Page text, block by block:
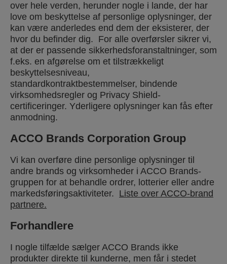
over hele verden, herunder nogle i lande, der har
love om beskyttelse af personlige oplysninger, der
kan være anderledes end dem der eksisterer, der
hvor du befinder dig. For alle overførsler sikrer vi,
at der er passende sikkerhedsforanstaltninger, som
f.eks. en afgørelse om et tilstrækkeligt
beskyttelsesniveau,
standardkontraktbestemmelser, bindende
virksomhedsregler og Privacy Shield-
certificeringer. Yderligere oplysninger kan fås efter
anmodning.
ACCO Brands Corporation Group
Vi kan overføre dine personlige oplysninger til
andre brands og virksomheder i ACCO Brands-
gruppen for at behandle ordrer, lotterier eller andre
markedsføringsaktiviteter. Liste over ACCO-brand
partnere.
Forhandlere
I nogle tilfælde sælger ACCO Brands ikke
produkter direkte til kunderne, men får i stedet